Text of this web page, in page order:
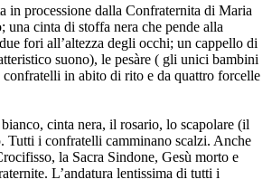
in processione dalla Confraternita di Maria
cinta di stoffa nera che pende alla
fori all’altezza degli occhi; un cappello di
suono), le pesàre ( gli unici bambini
in abito di rito e da quattro forcelle
cinta nera, il rosario, lo scapolare (il
Tutti i confratelli camminano scalzi. Anche
la Sacra Sindone, Gesù morto e
L’andatura lentissima di tutti i